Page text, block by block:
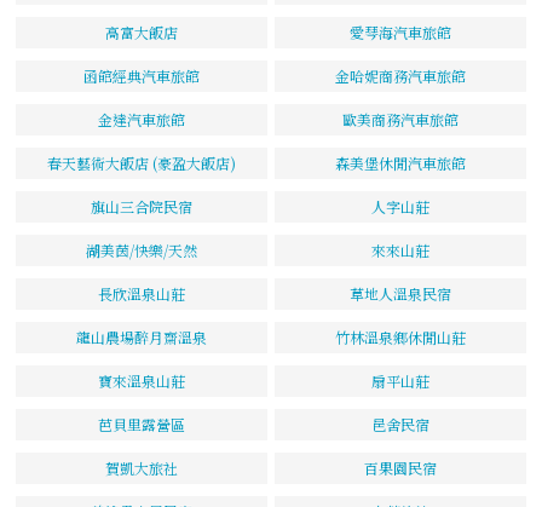
高富大飯店 愛琴海汽車旅館
函館經典汽車旅館 金哈妮商務汽車旅館
金達汽車旅館 歐美商務汽車旅館
春天藝術大飯店 (豪盈大飯店) 森美堡休閒汽車旅館
旗山三合院民宿 人字山莊
湖美茵/快樂/天然 來來山莊
長欣溫泉山莊 草地人溫泉民宿
龍山農場醉月齋溫泉 竹林溫泉鄉休閒山莊
寶來溫泉山莊 扇平山莊
芭貝里露營區 邑舍民宿
賀凱大旅社 百果園民宿